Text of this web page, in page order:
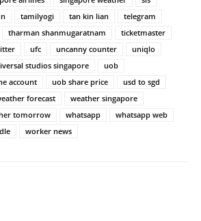
tamilyogi tan kin lian
telegram
tharman shanmugaratnam
ticketmaster
ufc uncanny counter
uniqlo
studios singapore
uob
account uob share price
usd to sgd
forecast
weather singapore
tomorrow whatsapp
whatsapp web
worker news